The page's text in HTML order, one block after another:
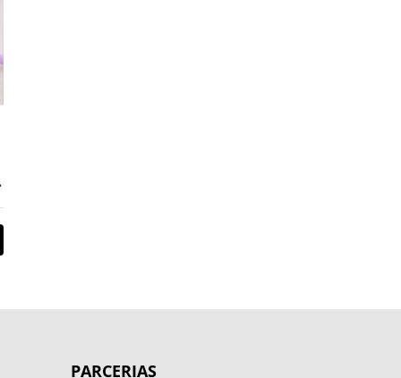
PARCERIAS